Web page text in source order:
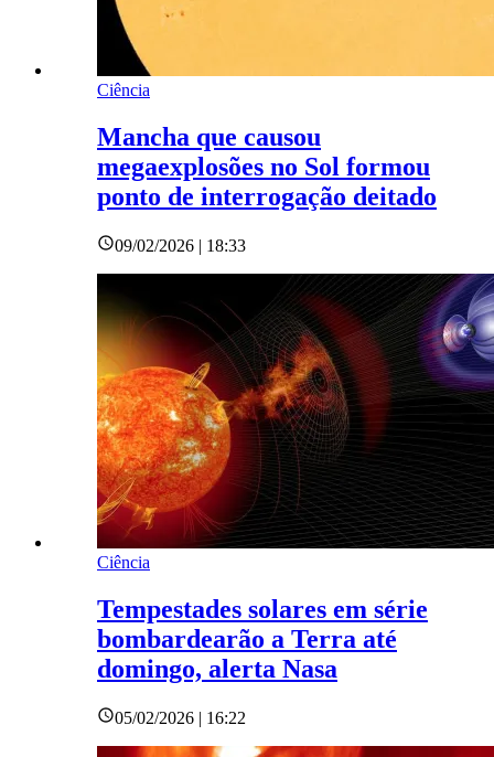
Ciência
Mancha que causou
megaexplosões no Sol formou
ponto de interrogação deitado
09/02/2026 | 18:33
Ciência
Tempestades solares em série
bombardearão a Terra até
domingo, alerta Nasa
05/02/2026 | 16:22